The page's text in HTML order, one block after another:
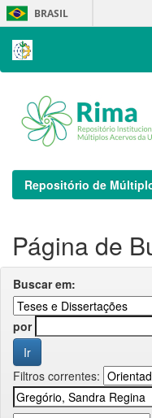
Skip
navigation
BRASIL
Repositório de
Página de
Buscar em:
por
Filtros correntes: